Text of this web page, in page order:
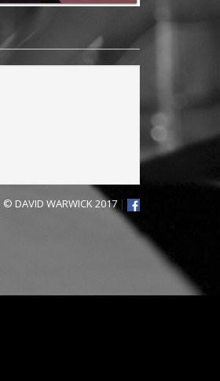
© DAVID WARWICK 2017 |